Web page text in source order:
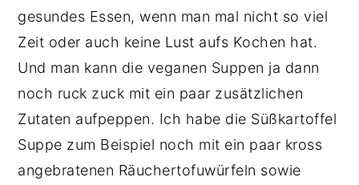
gesundes Essen, wenn man mal nicht so viel
Zeit oder auch keine Lust aufs Kochen hat.
Und man kann die veganen Suppen ja dann
noch ruck zuck mit ein paar zusätzlichen
Zutaten aufpeppen. Ich habe die Süßkartoffel
Suppe zum Beispiel noch mit ein paar kross
angebratenen Räuchertofuwürfeln sowie